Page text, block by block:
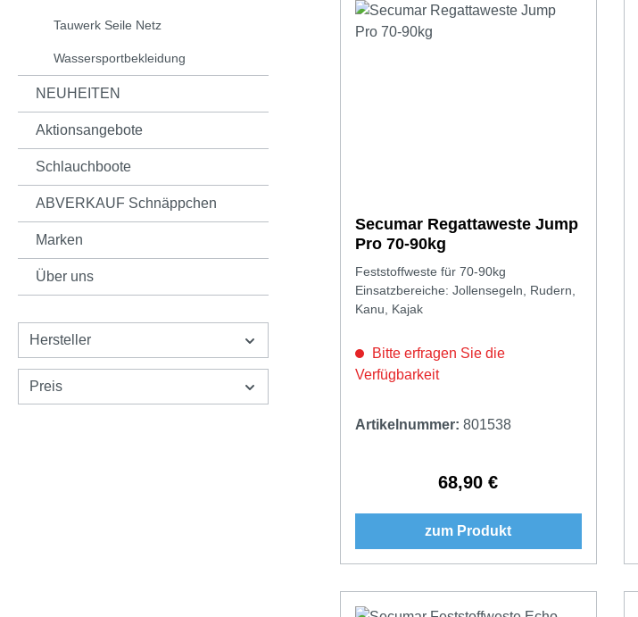
Tauwerk Seile Netz
Wassersportbekleidung
NEUHEITEN
Aktionsangebote
Schlauchboote
ABVERKAUF Schnäppchen
Marken
Über uns
Hersteller
Preis
Secumar Regattaweste Jump
Pro 70-90kg
Feststoffweste für 70-90kg
Einsatzbereiche: Jollensegeln, Rudern,
Kanu, Kajak
Bitte erfragen Sie die
Verfügbarkeit
Artikelnummer: 801538
Regulärer Preis:
68,90 €
zum Produkt